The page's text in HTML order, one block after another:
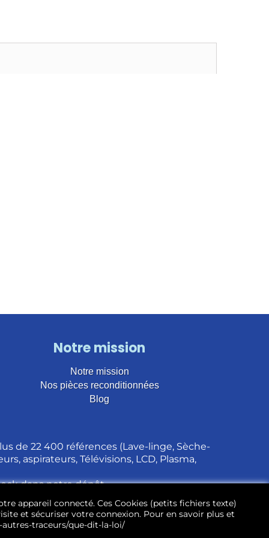
Notre mission
Notre mission
Nos pièces reconditionnées
Blog
de 22 400 références (Lave-linge, Sèche-
aspirateurs, Télévisions, LCD, Plasma,
dans notre dépôt.
appareil connecté. Ces Cookies (petits fichiers texte)
et sécuriser votre connexion. Pour en savoir plus et
traceurs/que-dit-la-loi/